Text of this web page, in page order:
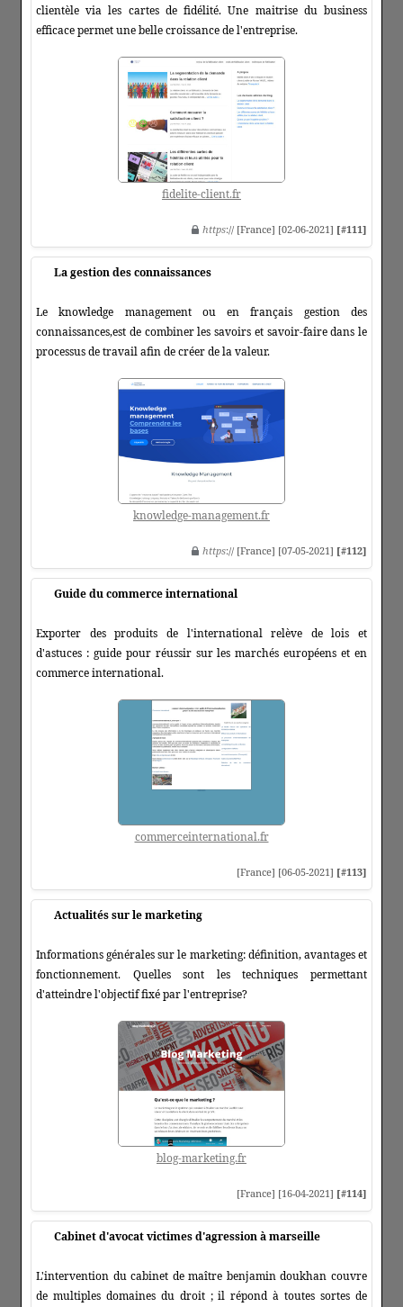
clientèle via les cartes de fidélité. Une maitrise du business
efficace permet une belle croissance de l'entreprise.
fidelite-client.fr
https:// [France] [02-06-2021] [#111]
La gestion des connaissances
Le knowledge management ou en français gestion des
connaissances,est de combiner les savoirs et savoir-faire dans le
processus de travail afin de créer de la valeur.
knowledge-management.fr
https:// [France] [07-05-2021] [#112]
Guide du commerce international
Exporter des produits de l'international relève de lois et
d'astuces : guide pour réussir sur les marchés européens et en
commerce international.
commerceinternational.fr
[France] [06-05-2021] [#113]
Actualités sur le marketing
Informations générales sur le marketing: définition, avantages et
fonctionnement. Quelles sont les techniques permettant
d'atteindre l'objectif fixé par l'entreprise?
blog-marketing.fr
[France] [16-04-2021] [#114]
Cabinet d'avocat victimes d'agression à marseille
L'intervention du cabinet de maître benjamin doukhan couvre
de multiples domaines du droit ; il répond à toutes sortes de